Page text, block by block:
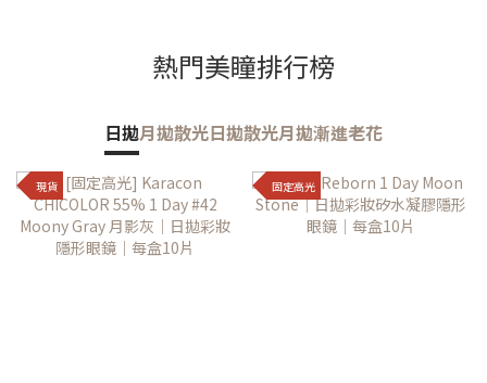
熱門美瞳排行榜
日拋月拋散光日拋散光月拋漸進老花
現貨 固定高光